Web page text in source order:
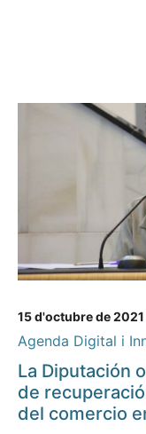
15 d'octubre de 2021
Agenda Digital i
La Diputación
de
del comercio